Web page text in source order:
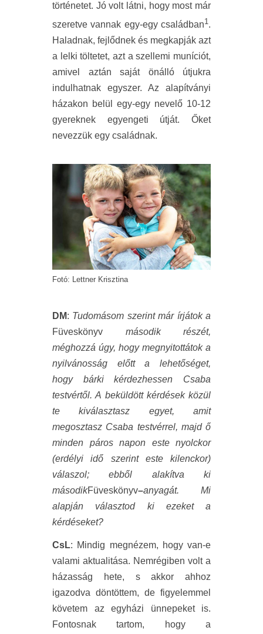
történetet. Jó volt látni, hogy most már
szeretve vannak egy-egy családban1.
Haladnak, fejlődnek és megkapják azt
a lelki töltetet, azt a szellemi muníciót,
amivel aztán saját önálló útjukra
indulhatnak egyszer. Az alapítványi
házakon belül egy-egy nevelő 10-12
gyereknek egyengeti útját. Őket
nevezzük egy családnak.
Fotó: Lettner Krisztina
DM: Tudomásom szerint már írjátok a
Füveskönyv második részét,
méghozzá úgy, hogy megnyitottátok a
nyilvánosság előtt a lehetőséget,
hogy bárki kérdezhessen Csaba
testvértől. A beküldött kérdések közül
te kiválasztasz egyet, amit
megosztasz Csaba testvérrel, majd ő
minden páros napon este nyolckor
(erdélyi idő szerint este kilenckor)
válaszol; ebből alakítva ki
másodikFüveskönyv–anyagát. Mi
alapján választod ki ezeket a
kérdéseket?
CsL: Mindig megnézem, hogy van-e
valami aktualitása. Nemrégiben volt a
házasság hete, s akkor ahhoz
igazodva döntöttem, de figyelemmel
követem az egyházi ünnepeket is.
Fontosnak tartom, hogy a